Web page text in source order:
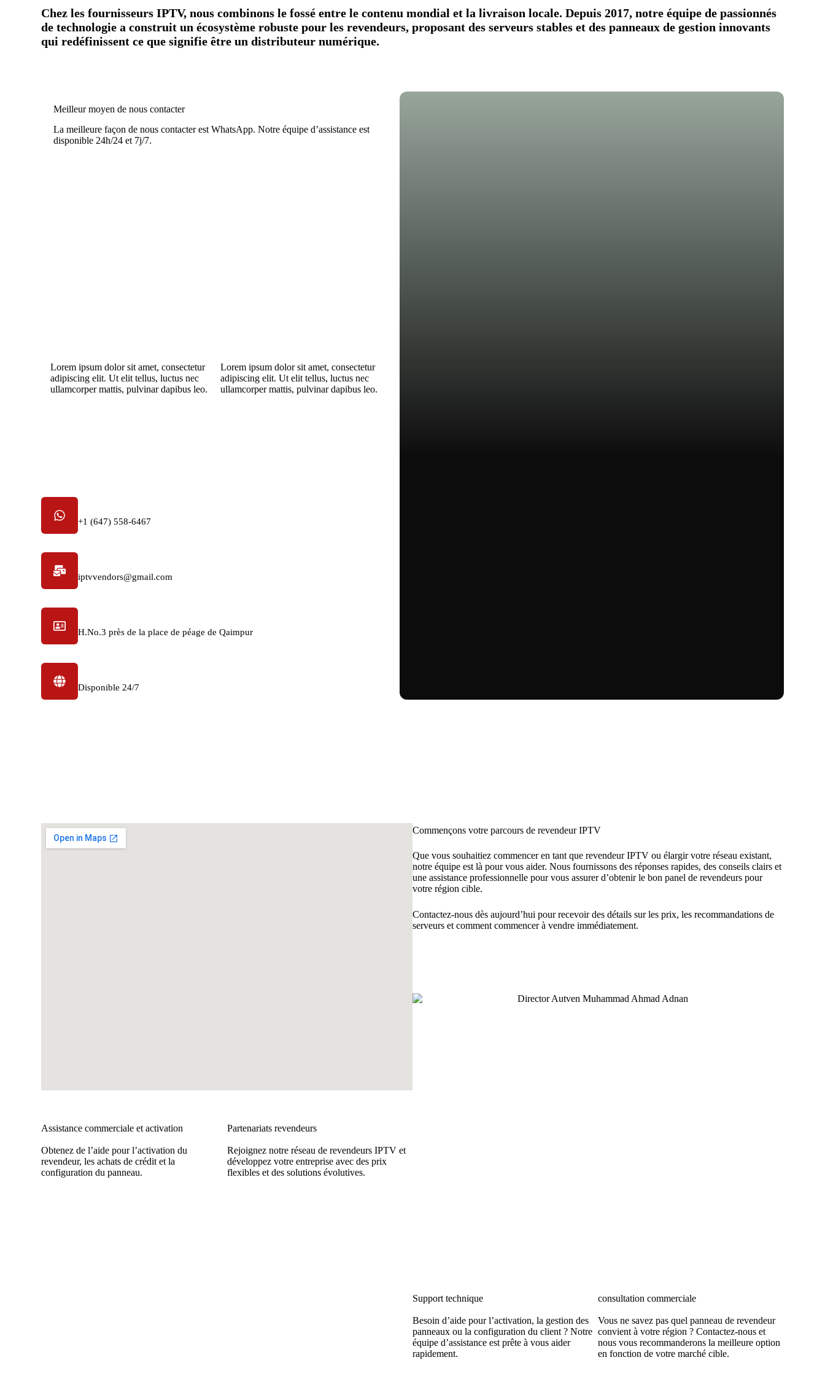
Chez les fournisseurs IPTV, nous combinons le fossé entre le contenu mondial et la livraison locale. Depuis 2017, notre équipe de passionnés
de technologie a construit un écosystème robuste pour les revendeurs, proposant des serveurs stables et des panneaux de gestion innovants
qui redéfinissent ce que signifie être un distributeur numérique.
Meilleur moyen de nous contacter
La meilleure façon de nous contacter est WhatsApp. Notre équipe d’assistance est
disponible 24h/24 et 7j/7.
Lorem ipsum dolor sit amet, consectetur
adipiscing elit. Ut elit tellus, luctus nec
ullamcorper mattis, pulvinar dapibus leo.
Lorem ipsum dolor sit amet, consectetur
adipiscing elit. Ut elit tellus, luctus nec
ullamcorper mattis, pulvinar dapibus leo.
+1 (647) 558-6467
iptvvendors@gmail.com
H.No.3 près de la place de péage de Qaimpur
Disponible 24/7
Assistance commerciale et activation
Obtenez de l’aide pour l’activation du
revendeur, les achats de crédit et la
configuration du panneau.
Partenariats revendeurs
Rejoignez notre réseau de revendeurs IPTV et
développez votre entreprise avec des prix
flexibles et des solutions évolutives.
Commençons votre parcours de revendeur IPTV
Que vous souhaitiez commencer en tant que revendeur IPTV ou élargir votre réseau existant,
notre équipe est là pour vous aider. Nous fournissons des réponses rapides, des conseils clairs et
une assistance professionnelle pour vous assurer d’obtenir le bon panel de revendeurs pour
votre région cible.
Contactez-nous dès aujourd’hui pour recevoir des détails sur les prix, les recommandations de
serveurs et comment commencer à vendre immédiatement.
Support technique
Besoin d’aide pour l’activation, la gestion des
panneaux ou la configuration du client ? Notre
équipe d’assistance est prête à vous aider
rapidement.
consultation commerciale
Vous ne savez pas quel panneau de revendeur
convient à votre région ? Contactez-nous et
nous vous recommanderons la meilleure option
en fonction de votre marché cible.